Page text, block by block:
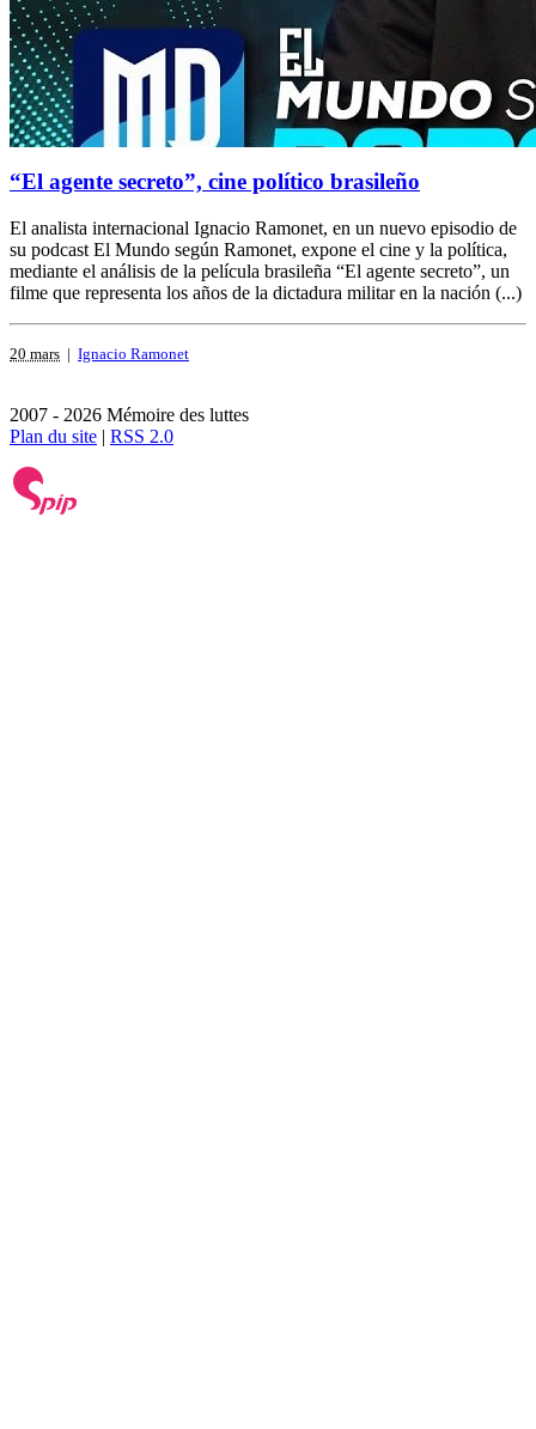
“El agente secreto”, cine político brasileño
El analista internacional Ignacio Ramonet, en un nuevo episodio de
su podcast El Mundo según Ramonet, expone el cine y la política,
mediante el análisis de la película brasileña “El agente secreto”, un
filme que representa los años de la dictadura militar en la nación (...)
20 mars | Ignacio Ramonet
2007 - 2026 Mémoire des luttes
Plan du site | RSS 2.0